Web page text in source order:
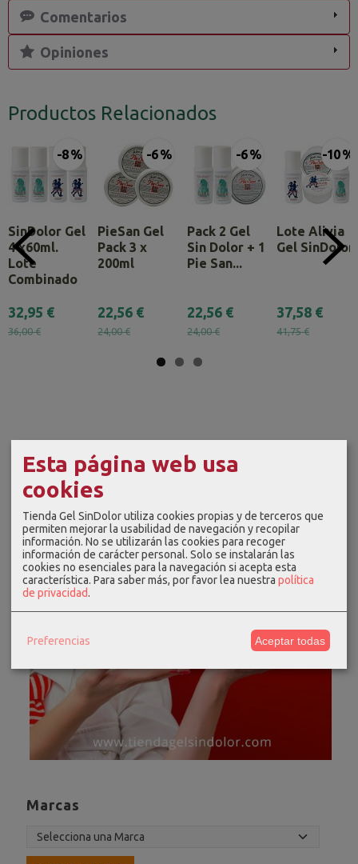
Marcas
Comentarios
Opiniones
Productos Relacionados
-8 %
SinDolor Gel
4 x60ml.
Lote
Combinado
32,95 €
36,00 €
-6 %
PieSan Gel
Pack 3 x
200ml
22,56 €
24,00 €
-6 %
Pack 2 Gel
Sin Dolor + 1
Pie San...
22,56 €
24,00 €
-10 %
Lote Alivia
Gel SinDolor
37,58 €
41,75 €
Esta página web usa
cookies
Tienda Gel SinDolor utiliza cookies propias y de terceros que
permiten mejorar la usabilidad de navegación y recopilar
información. No se utilizarán las cookies para recoger
información de carácter personal. Solo se instalarán las
cookies no esenciales para la navegación si acepta esta
característica. Para saber más, por favor lea nuestra política
de privacidad.
Preferencias Aceptar todas